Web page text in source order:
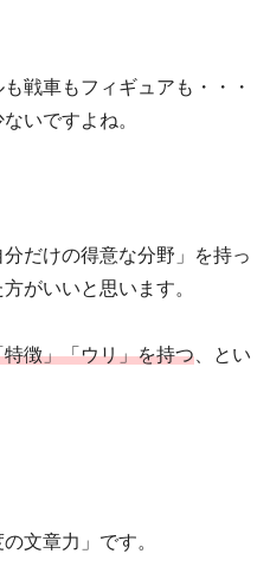
戦車もフィギュアも・・・
いですよね。
だけの得意な分野」を持っ
がいいと思います。
徴」「ウリ」を持つ、とい
文章力」です。